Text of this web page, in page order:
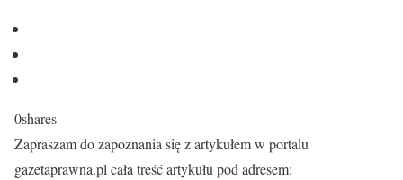
0shares
Zapraszam do zapoznania się z artykułem w portalu
gazetaprawna.pl cała treść artykułu pod adresem: